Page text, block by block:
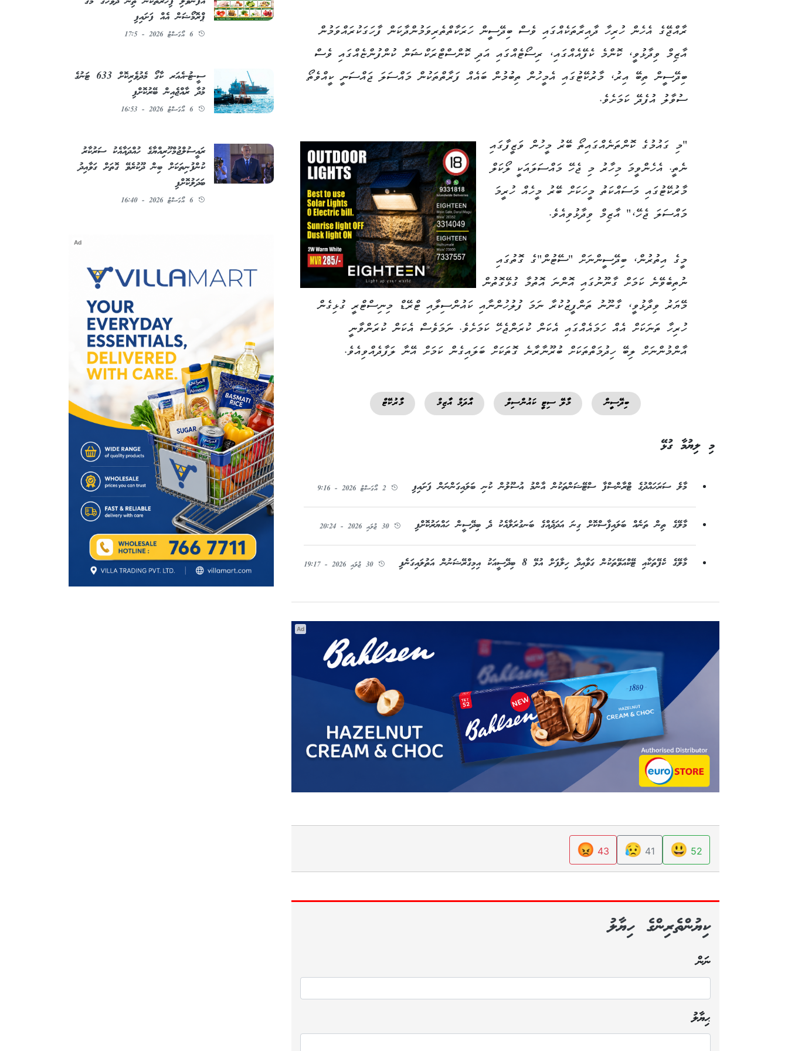
ރާއްޖޭގެ އެހެން ހުރިހާ ދާއިރާތަކެއްގައި ވެސް ބިދޭސީން ހަރަކާތްތެރިވަމުންދާކަން ފާހަގަކުރައްވަމުން
އާޒިމް ވިދާޅުވީ، ކޮންމެ ކެފޭއެއްގައި، ރިސޯޓެއްގައި އަދި ކޮންސްޓްރަކްޝަން ކުންފުންޏެއްގައި ވެސް
ބިދޭސީން ތިބޭ އިރު، މާރުކޭޓުގައި އެމީހުން ތިބުމުން ބައެއް ފަރާތްތަކުން މައްސަލަ ޖައްސަނީ ކީއްވެތޯ
ސުވާލު އުފެދޭ ކަމަށެވެ.
"މި ގައުމުގެ ކޮންތަނެއްގައިތޯ ބޭރު މީހުން ވަޒީފާގައި
ނެތީ. އެހެންވީމަ މިހާރު މި ޖެހޭ މައްސަލައަކީ ލޯކަލް
މާރުކޭޓުގައި މަސައްކަތު މީހަކަށް ބޭރު މީހެއް ހުރީމަ
މައްސަލަ ޖެހޭ،" އާޒިމް ވިދާޅުވިއެވެ.
މީގެ އިތުރުން، ބިދޭސީންނަށް "ސޭޓުން"ގެ ގޮތުގައި
ނުތިބެވޭނެ ކަމަށް ގާނޫނުގައި އޮންނަ އޮތުމާ ގުޅޭގޮތުން
މޭޔަރު ވިދާޅުވީ، ގާނޫނު ތަންފީޒުކުރާ ނަމަ ފުލުހުންނާއި ކައުންސިލާއި ޓްރޭޑް މިނިސްޓްރީ ގުޅިގެން
ހުރިހާ ތަނަކަށް އެއް ހަމައެއްގައި އެކަން ކުރަންޖެހޭ ކަމަށެވެ. ނަމަވެސް އެކަން ކުރަންވާނީ
އާންމުންނަށް ލިބޭ ހިދުމަތްތަކަށް ބުރޫނާރާނެ ގޮތަކަށް ބަލައިގެން ކަމަށް އޭނާ ލަފާދެއްވިއެވެ.
ބިދޭސީން މާލޭ ސިޓީ ކައުންސިލް އާދަމް އާޒިމް މާރުކޭޓް
މި ލިޔުމާ ގުޅޭ
މާލެ ސަރަހައްދުގެ ޓްރާންސްފާ ސްޓޭޝަންތަކުން އާންމު އުސޫލުން ކުނި ބަލައިގަންނަން ފަށައިފި
މާލޭގެ ތިން ތަނެއް ބަލައިފާސްކޮށް ގިނަ އަދަދެއްގެ ބަނގުރަލާއެކު ދެ ބިދޭސީން ހައްޔަރުކޮށްފި 30 ޖުލައި 2026 - 20:24
މާލޭގެ ކެފޭތަކާއި ޓޭކްއަވޭތަކުން ގަވާއިދާ ހިލާފަށް އުޅޭ 8 ބިދޭސީއަކު އިމިގްރޭޝަނުން އަތުލައިގަނެފި 30 ޖުލައި 2026 - 19:17
Ad
52
😃
41
😥
43
😡
ކިޔުންތެރިންގެ ހިޔާލު
ނަން
ޙިޔާލު
ޕްރޮމޯޝަން އެއް ފަށައިފި
6 އޯގަސްޓު 2026 - 17:5
ސީ-ޓު-އެއަރ ކާގޯ މެދުވެރިކޮށް 633 ޓަނުގެ
މުދާ ރާއްޖެއިން ބޭރުކޮށްފި
6 އޯގަސްޓު 2026 - 16:53
ރައީސުލްޖުމްހޫރިއްޔާގެ ހުއްދައާއެކު ސަރުކާރު
ކުންފުނިތަކަށް ބިން ދޫކުރެވޭ ގޮތަށް ގަވާއިދު
ބަދަލުކޮށްފި
6 އޯގަސްޓު 2026 - 16:40
Ad